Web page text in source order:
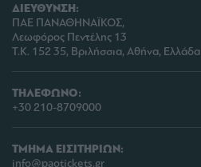
ΔΙΕΥΘΥΝΣΗ:
ΠΑΕ ΠΑΝΑΘΗΝΑΪΚΟΣ,
Λεωφόρος Πεντέλης 13
Τ.Κ. 152 35, Βριλήσσια, Αθήνα, Ελλάδα
ΤΗΛΕΦΩΝΟ:
+30 210-8709000
ΤΜΗΜΑ ΕΙΣΙΤΗΡΙΩΝ:
info@paotickets.gr